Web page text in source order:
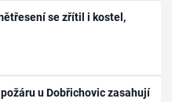
se zřítil i kostel,
u Dobřichovic zasahují